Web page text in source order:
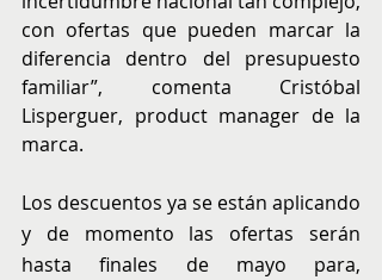
con ofertas que pueden marcar la
diferencia dentro del presupuesto
familiar”, comenta Cristóbal
Lisperguer, product manager de la
marca.
Los descuentos ya se están aplicando
y de momento las ofertas serán
hasta finales de mayo para,